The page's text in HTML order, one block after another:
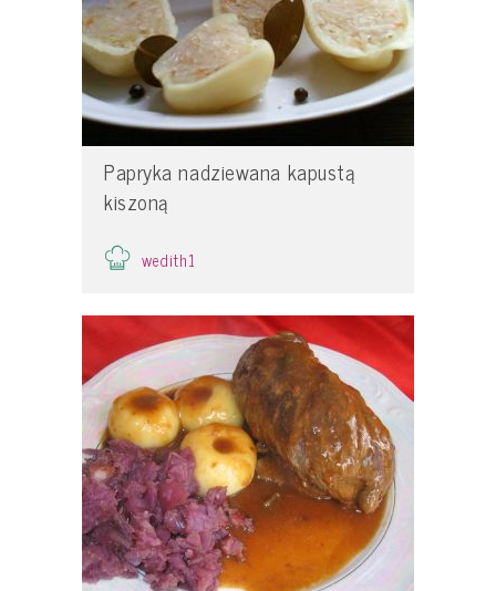
Papryka nadziewana kapustą
kiszoną
wedith1